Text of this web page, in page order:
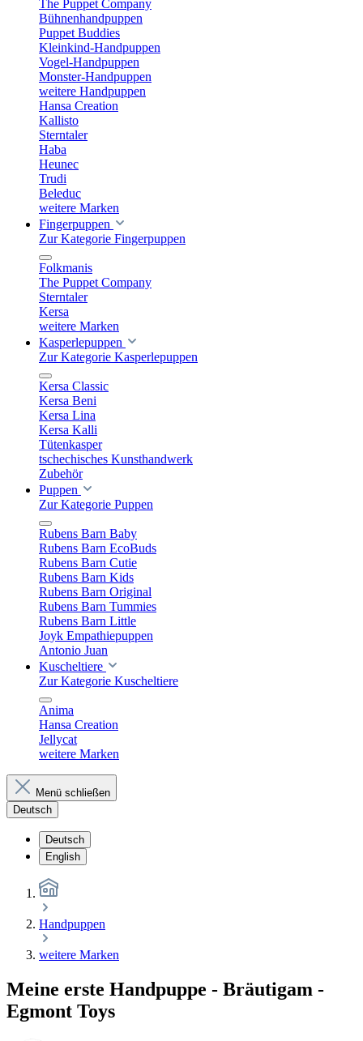
The Puppet Company
Bühnenhandpuppen
Puppet Buddies
Kleinkind-Handpuppen
Vogel-Handpuppen
Monster-Handpuppen
weitere Handpuppen
Hansa Creation
Kallisto
Sterntaler
Haba
Heunec
Trudi
Beleduc
weitere Marken
Fingerpuppen
Zur Kategorie Fingerpuppen
Folkmanis
The Puppet Company
Sterntaler
Kersa
weitere Marken
Kasperlepuppen
Zur Kategorie Kasperlepuppen
Kersa Classic
Kersa Beni
Kersa Lina
Kersa Kalli
Tütenkasper
tschechisches Kunsthandwerk
Zubehör
Puppen
Zur Kategorie Puppen
Rubens Barn Baby
Rubens Barn EcoBuds
Rubens Barn Cutie
Rubens Barn Kids
Rubens Barn Original
Rubens Barn Tummies
Rubens Barn Little
Joyk Empathiepuppen
Antonio Juan
Kuscheltiere
Zur Kategorie Kuscheltiere
Anima
Hansa Creation
Jellycat
weitere Marken
Menü schließen
Deutsch
Deutsch
English
Handpuppen
weitere Marken
Meine erste Handpuppe - Bräutigam -
Egmont Toys